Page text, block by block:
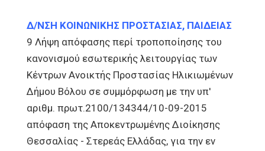
Δ/ΝΣΗ ΚΟΙΝΩΝΙΚΗΣ ΠΡΟΣΤΑΣΙΑΣ, ΠΑΙΔΕΙΑΣ
9 Λήψη απόφασης περί τροποποίησης του
κανονισμού εσωτερικής λειτουργίας των
Κέντρων Ανοικτής Προστασίας Ηλικιωμένων
Δήμου Βόλου σε συμμόρφωση με την υπ'
αριθμ. πρωτ.2100/134344/10-09-2015
απόφαση της Αποκεντρωμένης Διοίκησης
Θεσσαλίας - Στερεάς Ελλάδας, για την εν